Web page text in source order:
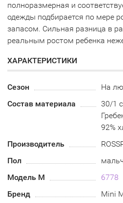
полноразмерная и
одежды подбирается по мере
запасом. Сильная разница в
реальным ростом ребенка
ХАРАКТЕРИСТИКИ
Сезон
На
Состав материала
30/1
92%
Производитель
Пол
Модель М
6778
Бренд
Mini